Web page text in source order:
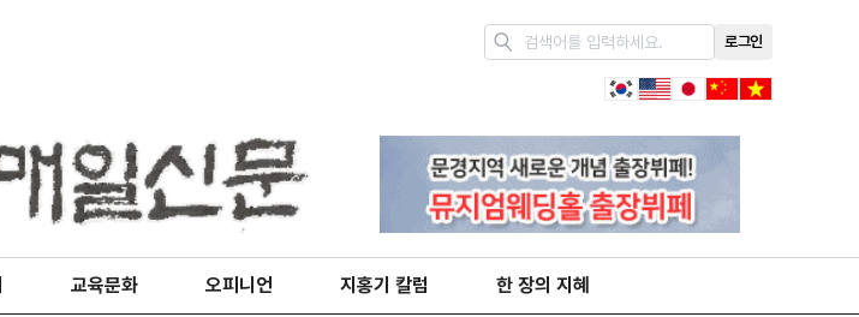
로그인
교육문화 오피니언 지홍기 칼럼 한 장의 지혜